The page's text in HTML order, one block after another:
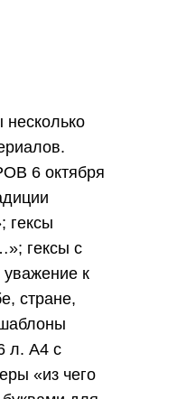
6 октября
гексы
гексы с
уважение к
стране,
л. А4 с
«из чего